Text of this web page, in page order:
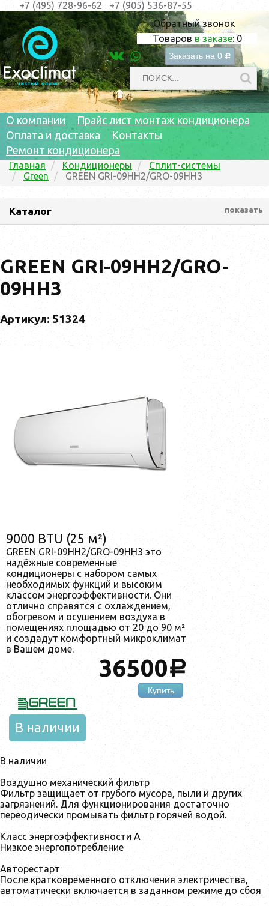
Обратный звонок
Товаров в заказе: 0
Заказать на 0 c
+7 (495) 728-96-62 +7 (905) 536-87-55
О компании
Прайс лист монтаж кондиционера
Оплата и доставка
Контакты
Ремонт кондиционера
Главная Кондиционеры
Сплит-системы
Green
GREEN GRI-09HH2/GRO-09HH3
Каталог показать
GREEN GRI-09HH2/GRO-
09HH3
Артикул: 51324
9000 BTU (25 м²)
GREEN GRI-09HH2/GRO-09HH3 это
надёжные современные
кондиционеры с набором самых
необходимых функций и высоким
классом энергоэффективности. Они
отлично справятся с охлаждением,
обогревом и осушением воздуха в
помещениях площадью от 20 до 90 м²
и создадут комфортный микроклимат
в Вашем доме.
36500a
Купить
В наличии
В наличии
Воздушно механический фильтр
Фильтр защищает от грубого мусора, пыли и других
загрязнений. Для функционирования достаточно
переодически промывать фильтр горячей водой.
Класс энергоэффективности А
Низкое энергопотребление
Авторестарт
После кратковременного отключения электричества,
автоматически включается в заданном режиме до сбоя